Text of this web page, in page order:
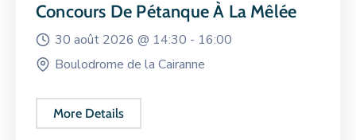
Concours De Pétanque À La Mêlée
30 août 2026 @ 14:30 - 16:00
Boulodrome de la Cairanne
More Details